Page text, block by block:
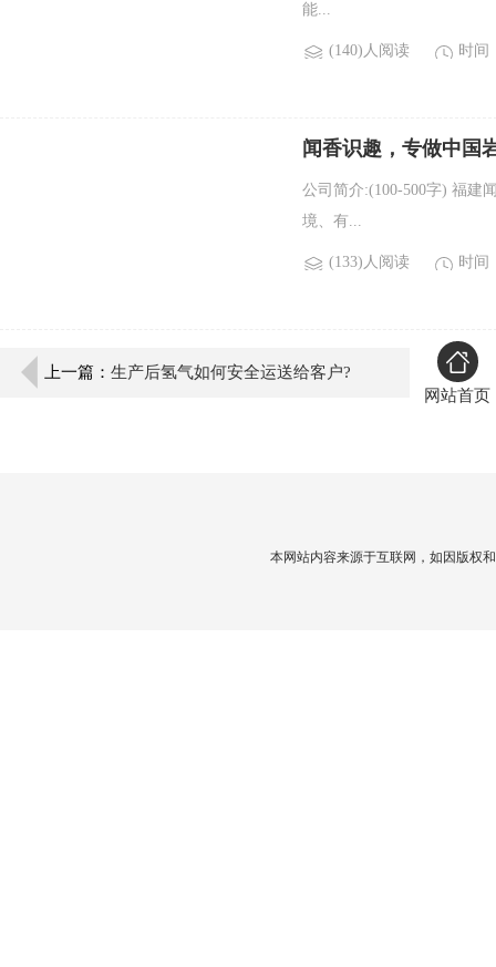
能...
(140)人阅读 时间
闻香识趣，专做中国
公司简介:(100-500字) 福建
境、有...
(133)人阅读 时间
上一篇： 生产后氢气如何安全运送给客户?
网站首页
本网站内容来源于互联网，如因版权